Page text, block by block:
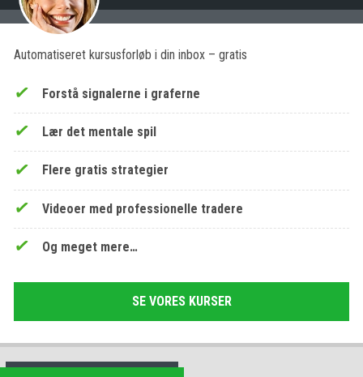
Automatiseret kursusforløb i din inbox – gratis
Forstå signalerne i graferne
Lær det mentale spil
Flere gratis strategier
Videoer med professionelle tradere
Og meget mere…
SE VORES KURSER